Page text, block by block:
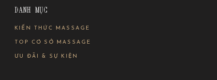
DANH MỤC
KIẾN THỨC MASSAGE
TOP CƠ SỞ MASSAGE
ƯU ĐÃI & SỰ KIỆN